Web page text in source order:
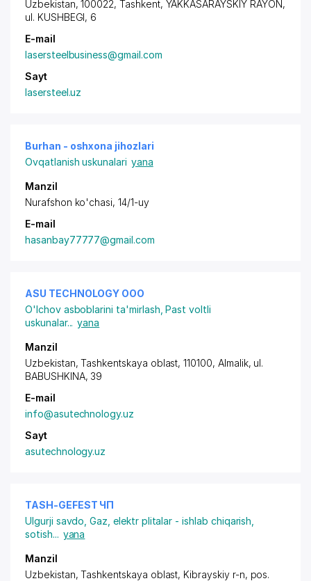
Uzbekistan, 100022, Tashkent, YAKKASARAYSKIY RAYON,
ul. KUSHBEGI, 6
E-mail
lasersteelbusiness@gmail.com
Sayt
lasersteel.uz
Burhan - oshxona jihozlari
Ovqatlanish uskunalari yana
Manzil
Nurafshon ko'chasi, 14/1-uy
E-mail
hasanbay77777@gmail.com
ASU TECHNOLOGY ООО
O'lchov asboblarini ta'mirlash ,Past voltli
uskunalar... yana
Manzil
Uzbekistan, Tashkentskaya oblast, 110100, Almalik, ul.
BABUSHKINA, 39
E-mail
info@asutechnology.uz
Sayt
asutechnology.uz
TASH-GEFEST ЧП
Ulgurji savdo ,Gaz, elektr plitalar - ishlab chiqarish,
sotish... yana
Manzil
Uzbekistan, Tashkentskaya oblast, Kibrayskiy r-n, pos.